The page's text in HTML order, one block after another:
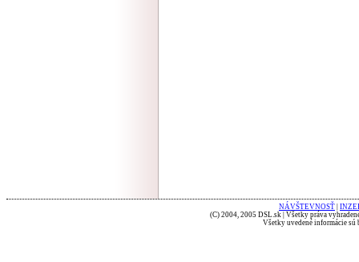
NÁVŠTEVNOSŤ
(C) 2004, 2005 DSL.sk | Všetky práva
Všetky uvedené informácie sú